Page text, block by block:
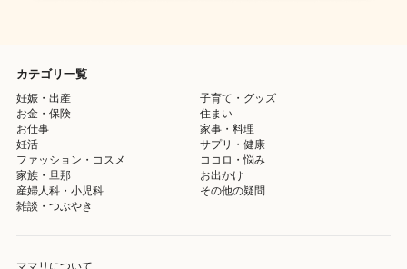
カテゴリ一覧
妊娠・出産
子育て・グッズ
お金・保険
住まい
お仕事
家事・料理
妊活
サプリ・健康
ファッション・コスメ
ココロ・悩み
家族・旦那
お出かけ
産婦人科・小児科
その他の疑問
雑談・つぶやき
ママリについて